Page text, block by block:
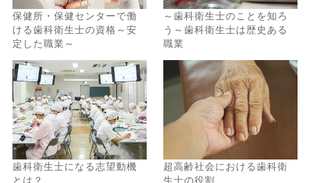
「お手軽に参加できる！」
キャンパスが大阪駅、梅田駅のすぐ近くなので、
遊びに行くついでに気軽に参加できました！
保健所・保健センターで働
ける歯科衛生士の資格～安
定した職業～
～歯科衛生士のことを知ろ
う～歯科衛生士は歴史ある
職業
歯科衛生士になる志望動機
とは？
超高齢社会における歯科衛
生士の役割